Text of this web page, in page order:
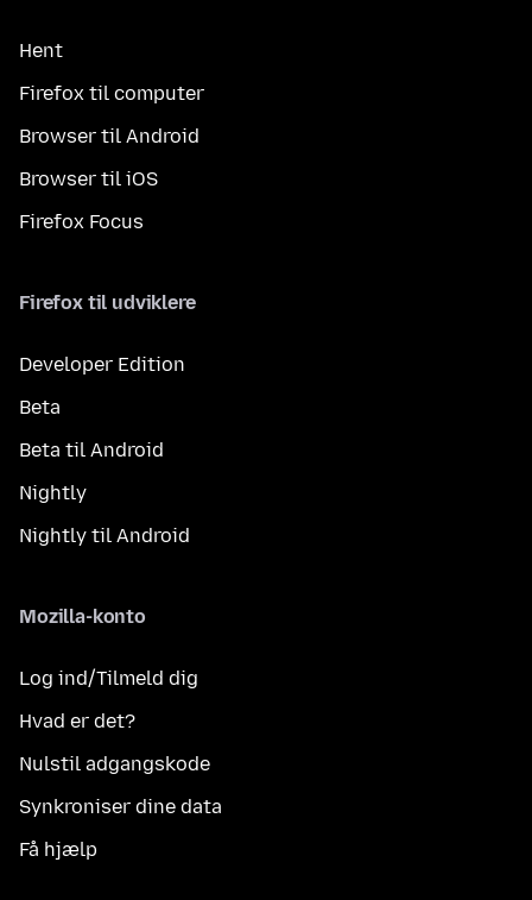
Hent
Firefox til computer
Browser til Android
Browser til iOS
Firefox Focus
Firefox til udviklere
Developer Edition
Beta
Beta til Android
Nightly
Nightly til Android
Mozilla-konto
Log ind/Tilmeld dig
Hvad er det?
Nulstil adgangskode
Synkroniser dine data
Få hjælp